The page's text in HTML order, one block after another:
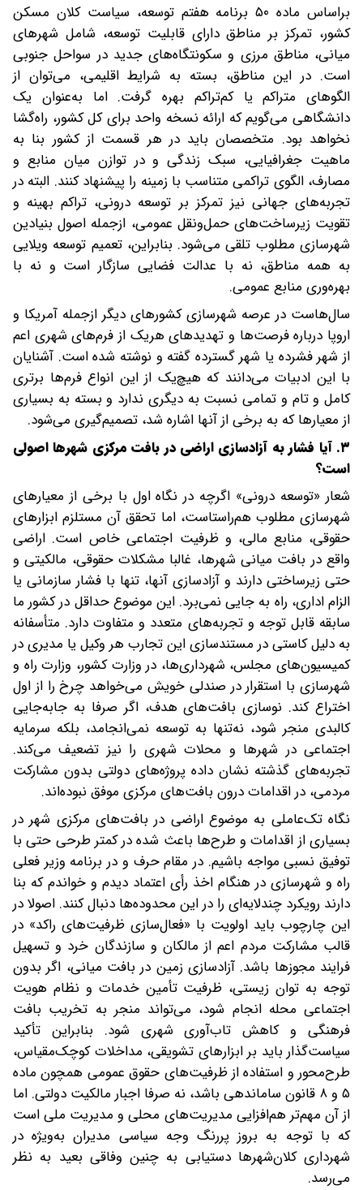
بر‌اساس ماده ۵۰ برنامه هفتم توسعه، سیاست کلان مسکن
کشور، تمرکز بر مناطق دارای قابلیت توسعه، شامل شهرهای
میانی، مناطق مرزی و سکونتگاه‌های جدید در سواحل جنوبی
است. در این مناطق، بسته به شرایط اقلیمی، می‌توان از
الگوهای متراکم یا کم‌تراکم بهره گرفت. اما به‌عنوان یک
دانشگاهی می‌گویم که ارائه نسخه واحد برای کل کشور، راه‌گشا
نخواهد بود. متخصصان باید در هر قسمت از کشور بنا به
ماهیت جغرافیایی، سبک زندگی و در توازن میان منابع و
مصارف، الگوی تراکمی متناسب با زمینه را پیشنهاد کنند. البته در
تجربه‌های جهانی نیز‌ تمرکز بر توسعه درونی، تراکم بهینه‌ و
تقویت زیرساخت‌های حمل‌ونقل عمومی، از‌جمله اصول بنیادین
شهرسازی مطلوب تلقی می‌شود. بنابراین، تعمیم توسعه ویلایی
به همه مناطق، نه با عدالت فضایی سازگار است و نه با
بهره‌وری منابع عمومی.
سال‌هاست ‌در عرصه شهرسازی کشورهای دیگر از‌جمله آمریکا و
اروپا درباره فرصت‌ها و تهدیدهای هر‌یک از فرم‌های شهری اعم
از شهر فشرده ‌یا شهر گسترده گفته و نوشته شده است. آشنایان
با این ادبیات می‌دانند که هیچ‌یک از این انواع فرم‌ها برتری
کامل و تام و تمامی نسبت به دیگری ندارد و بسته به بسیاری
از معیارها که به برخی از آنها اشاره شد، تصمیم‌گیری می‌شود.
۳. آیا فشار به آزادسازی اراضی در بافت مرکزی شهرها اصولی
است؟
شعار «توسعه درونی» اگرچه در نگاه اول با برخی از معیارهای
شهرسازی مطلوب هم‌راستاست، اما تحقق آن مستلزم ابزارهای
حقوقی، منابع مالی، و ظرفیت اجتماعی خاص است. اراضی
واقع در بافت میانی شهرها، غالبا مشکلات حقوقی، مالکیتی و
حتی زیرساختی‌ دارند و آزادسازی آنها، تنها با فشار سازمانی یا
الزام اداری، راه به جایی نمی‌برد. این موضوع حداقل در کشور ما
سابقه قابل توجه و تجربه‌های متعدد و متفاوت دارد. متأسفانه
به دلیل کاستی در مستندسازی این تجارب هر وکیل یا مدیری در
کمیسیون‌های مجلس، شهرداری‌ها، در وزارت کشور، وزارت راه و
شهرسازی با استقرار در صندلی خویش می‌خواهد چرخ را از اول
اختراع کند. نوسازی بافت‌های هدف، اگر صرفا به جابه‌جایی
کالبدی منجر شود، نه‌تنها به توسعه نمی‌انجامد، بلکه سرمایه
اجتماعی در شهرها و محلات شهری را نیز تضعیف می‌‌کند.
تجربه‌های گذشته نشان داده پروژه‌های دولتی بدون مشارکت
مردمی، در اقدامات درون بافت‌های مرکزی موفق نبوده‌اند.
نگاه تک‌عاملی به موضوع اراضی در بافت‌های مرکزی شهر در
بسیاری از اقدامات و طرح‌ها باعث شده در کمتر طرحی حتی با
توفیق نسبی مواجه باشیم. در مقام حرف و در برنامه وزیر فعلی
راه و شهرسازی در هنگام اخذ رأی اعتماد دیدم و خواندم که بنا
دارند رویکرد چندلایه‌ای را در این محدوده‌ها دنبال کنند. اصولا در
این چارچوب باید اولویت با «فعال‌سازی ظرفیت‌های راکد» در
قالب مشارکت مردم اعم از مالکان و سازندگان خرد و تسهیل
فرایند مجوزها باشد. آزادسازی زمین در بافت میانی، اگر بدون
توجه به توان زیستی، ظرفیت تأمین خدمات و نظام هویت
اجتماعی محله انجام شود، می‌تواند منجر به تخریب بافت
فرهنگی و کاهش تاب‌آوری شهری شود. بنابراین تأکید
سیاست‌گذار باید بر ابزارهای تشویقی، مداخلات کوچک‌مقیاس،
طرح‌محور و استفاده از ظرفیت‌های حقوق عمومی همچون ماده
۵ و ۸ قانون ساماندهی باشد، نه صرفا اجبار مالکیت دولتی. اما
از آن مهم‌تر هم‌افزایی مدیریت‌های محلی و مدیریت ملی است
که با توجه به بروز پررنگ وجه سیاسی مدیران به‌ویژه در
شهرداری کلان‌شهرها دستیابی به چنین وفاقی بعید به نظر
می‌رسد.